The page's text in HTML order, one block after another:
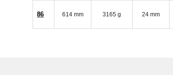
86 614 mm 3165 g 24 mm